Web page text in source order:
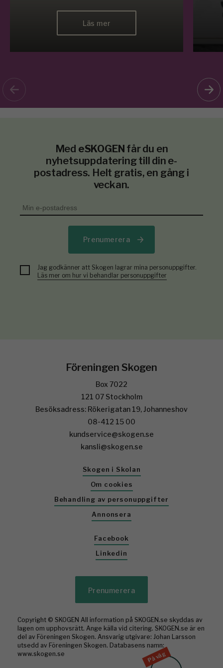
Läs mer
Med eSKOGEN får du en
nyhetsuppdatering till din e-
postadress. Helt gratis, en gång i
veckan.
Prenumerera
Jag godkänner att Skogen lagrar mina personuppgifter.
Läs mer om hur vi behandlar personuppgifter
På väg
Föreningen Skogen
Box 7022
121 07 Stockholm
Besöksadress: Rökerigatan 19, Johanneshov
08-412 15 00
kundservice@skogen.se
kansli@skogen.se
Skogen i Skolan
Om cookies
Behandling av personuppgifter
Annonsera
Facebook
Linkedin
Prenumerera
Copyright © SKOGEN All information på SKOGEN.se skyddas av
lagen om upphovsrätt. Ange källa vid citering. SKOGEN.se är en
del av Föreningen Skogen. Ansvarig utgivare: Johan Larsson
utsedd av Föreningen Skogen. Databasens namn:
www.skogen.se